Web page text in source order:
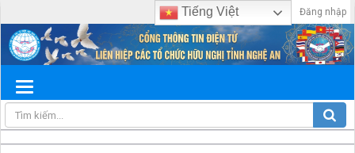
Đăng nhập
Tiếng Việt